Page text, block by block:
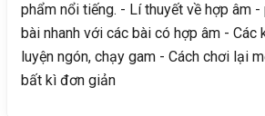
phẩm nổi tiếng. - Lí thuyết về hợp âm
bài nhanh với các bài có hợp âm - Các
luyện ngón, chạy gam - Cách chơi lại
bất kì đơn giản